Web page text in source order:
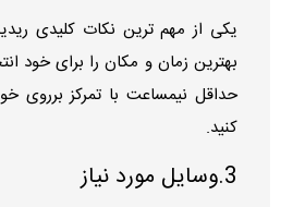
یکی از مهم ترین نکات کلیدی
بهترین زمان و مکان را برای خود
حداقل نیمساعت با تمرکز برروی
کنید.
3.وسایل مورد نیاز